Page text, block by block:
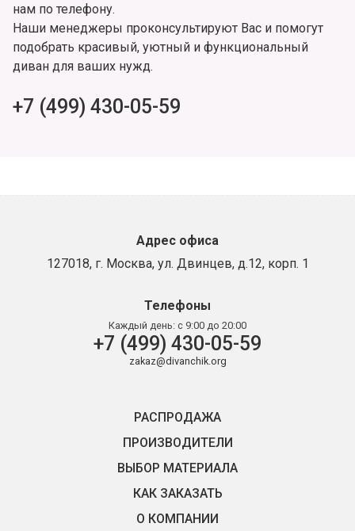
нам по телефону.
Наши менеджеры проконсультируют Вас и помогут
подобрать красивый, уютный и функциональный
диван для ваших нужд.
+7 (499) 430-05-59
Адрес офиса
127018, г. Москва, ул. Двинцев, д.12, корп. 1
Телефоны
Каждый день: с 9:00 до 20:00
+7 (499) 430-05-59
zakaz@divanchik.org
РАСПРОДАЖА
ПРОИЗВОДИТЕЛИ
ВЫБОР МАТЕРИАЛА
КАК ЗАКАЗАТЬ
О КОМПАНИИ